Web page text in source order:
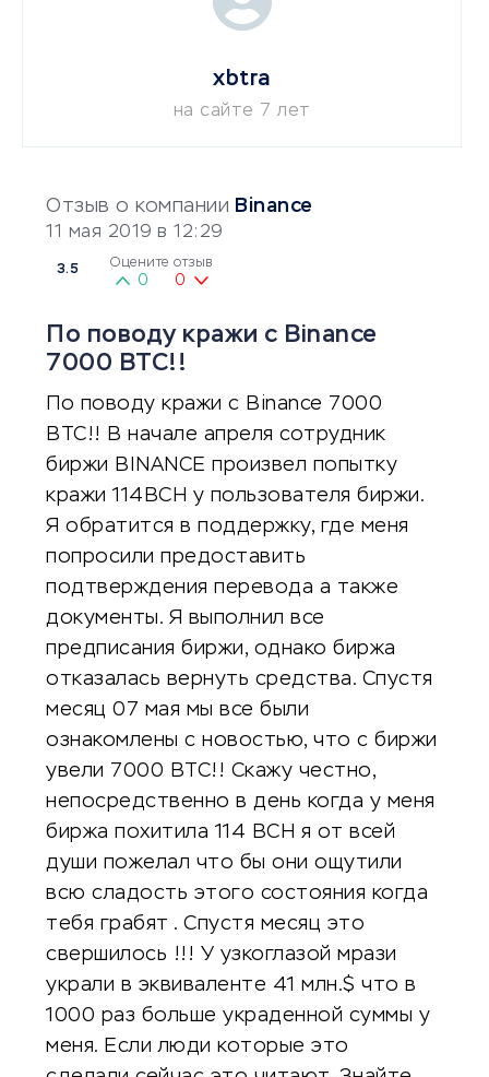
Отзыв о компании Binance
11 мая 2019 в 12:29
3.5 Оцените отзыв
0 0
По поводу кражи с Binance
7000 BTC!!
По поводу кражи с Binance 7000
BTC!! В начале апреля сотрудник
биржи BINANCE произвел попытку
кражи 114BCH у пользователя биржи.
Я обратится в поддержку, где меня
попросили предоставить
подтверждения перевода а также
документы. Я выполнил все
предписания биржи, однако биржа
отказалась вернуть средства. Спустя
месяц 07 мая мы все были
ознакомлены с новостью, что с биржи
увели 7000 BTC!! Скажу честно,
непосредственно в день когда у меня
биржа похитила 114 BCH я от всей
души пожелал что бы они ощутили
всю сладость этого состояния когда
тебя грабят . Спустя месяц это
свершилось !!! У узкоглазой мрази
украли в эквиваленте 41 млн.$ что в
1000 раз больше украденной суммы у
меня. Если люди которые это
xbtra
на сайте 7 лет